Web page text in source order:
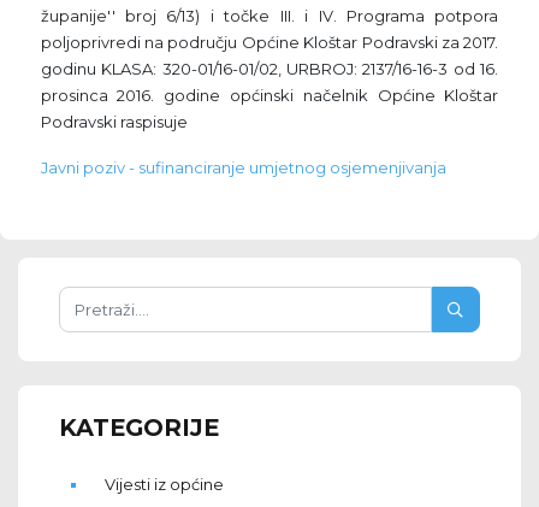
županije'' broj 6/13) i točke III. i IV. Programa potpora
poljoprivredi na području Općine Kloštar Podravski za 2017.
godinu KLASA: 320-01/16-01/02, URBROJ: 2137/16-16-3 od 16.
prosinca 2016. godine općinski načelnik Općine Kloštar
Podravski raspisuje
Javni poziv - sufinanciranje umjetnog osjemenjivanja
KATEGORIJE
Vijesti iz općine